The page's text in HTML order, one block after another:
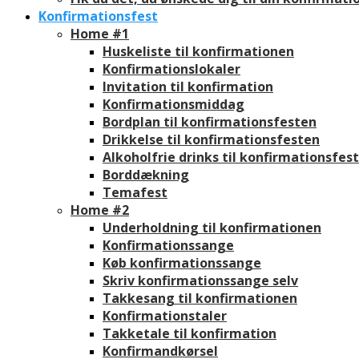
Konfirmationsfest
Home #1
Huskeliste til konfirmationen
Konfirmationslokaler
Invitation til konfirmation
Konfirmationsmiddag
Bordplan til konfirmationsfesten
Drikkelse til konfirmationsfesten
Alkoholfrie drinks til
Borddækning
Temafest
Home #2
Underholdning til konfirmationen
Konfirmationssange
Køb konfirmationssange
Skriv konfirmationssange selv
Takkesang til konfirmationen
Konfirmationstaler
Takketale til konfirmation
Konfirmandkørsel